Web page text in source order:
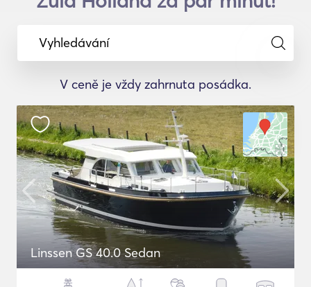
Vyhledávání
V ceně je vždy zahrnuta posádka.
Linssen GS 40.0 Sedan